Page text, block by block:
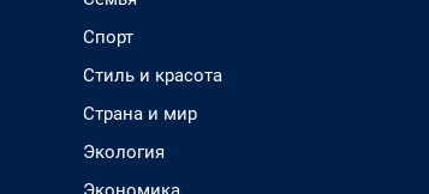
Спорт
Стиль и красота
Страна и мир
Экология